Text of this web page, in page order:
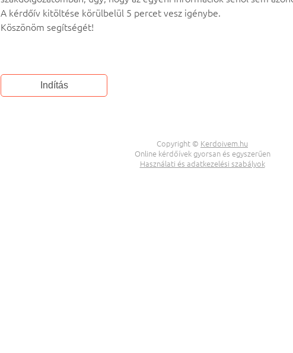
A kérdőív kitöltése körülbelül 5 percet vesz igénybe.
Köszönöm segítségét!
Copyright © Kerdoivem.hu
Online kérdőívek gyorsan és egyszerűen
Használati és adatkezelési szabályok